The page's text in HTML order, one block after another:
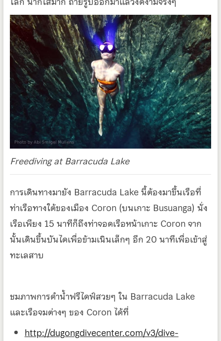
Freediving at Barracuda Lake
การเดินทางมายัง Barracuda Lake นี้ต้องมาขึ้นเรือที่
ท่าเรือทางใต้ของเมือง Coron (บนเกาะ Busuanga) นั่ง
เรือเพียง 15 นาทีก็ถึงท่าจอดเรือหน้าเกาะ Coron จาก
นั้นเดินขึ้นบันไดเพื่อข้ามเนินเล็กๆ อีก 20 นาทีเพื่อเข้าสู่
ทะเลสาบ
ชมภาพการดำน้ำฟรีไดฟ์สวยๆ ใน Barracuda Lake
และเรือจมต่างๆ ของ Coron ได้ที่
http://dugongdivecenter.com/v3/dive-